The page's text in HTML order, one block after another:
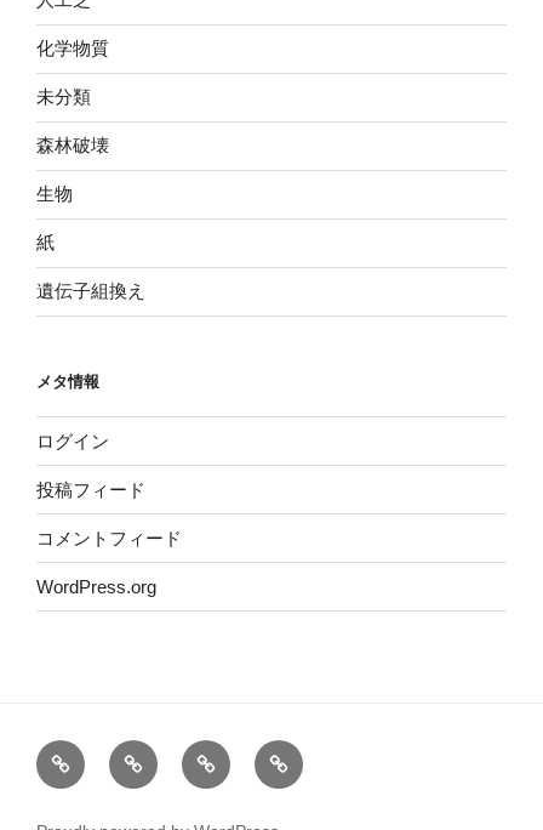
化学物質
未分類
森林破壊
生物
紙
遺伝子組換え
メタ情報
ログイン
投稿フィード
コメントフィード
WordPress.org
ホ
ー
運
営
サ
イ
プ
ラ